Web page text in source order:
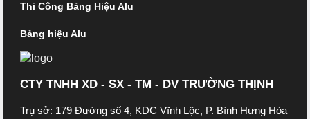
Thi Công Bảng Hiệu Alu
Bảng hiệu Alu
CTY TNHH XD - SX - TM - DV TRƯỜNG THỊNH
Trụ sở: 179 Đường số 4, KDC Vĩnh Lộc, P. Bình Hưng Hòa